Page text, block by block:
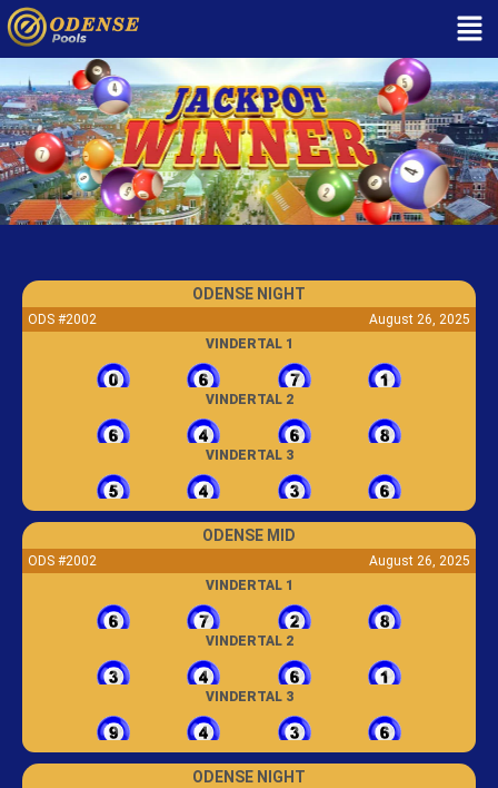
ODENSE NIGHT
ODS #2002
August 26, 2025
VINDERTAL 1
VINDERTAL 2
VINDERTAL 3
ODENSE MID
ODS #2002
August 26, 2025
VINDERTAL 1
VINDERTAL 2
VINDERTAL 3
ODENSE NIGHT